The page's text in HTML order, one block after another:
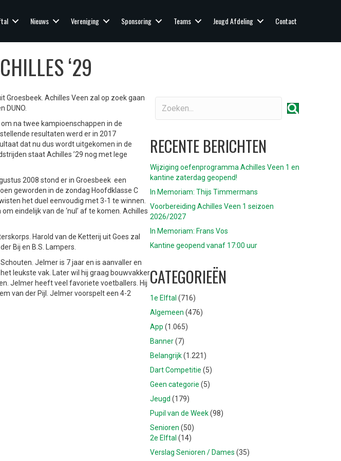
Nieuws Vereniging Sponsoring Teams Jeugd Afdeling Contact
‘29
Groesbeek. Achilles Veen zal op zoek gaan
DUNO.
na twee kampioenschappen in de
resultaten werd er in 2017
dat nu dus wordt uitgekomen in de
staat Achilles ’29 nog met lege
2008 stond er in Groesbeek een
geworden in de zondag Hoofdklasse C
het duel eenvoudig met 3-1 te winnen.
eindelijk van de ‘nul’ af te komen. Achilles
Harold van de Ketterij uit Goes zal
Bij en B.S. Lampers.
Jelmer is 7 jaar en is aanvaller en
leukste vak. Later wil hij graag bouwvakker
Jelmer heeft veel favoriete voetballers. Hij
van der Pijl. Jelmer voorspelt een 4-2
RECENTE BERICHTEN
Wijziging oefenprogramma Achilles Veen 1 en
kantine zaterdag geopend!
In Memoriam: Thijs Timmermans
Voorbereiding Achilles Veen 1 seizoen
2026/2027
In Memoriam: Frans Vos
Kantine geopend vanaf 17:00 uur
CATEGORIEËN
1e Elftal (716)
Algemeen (476)
App (1.065)
Banner(7)
Belangrijk(1.221)
Dart Competitie (5)
Geen categorie (5)
Jeugd (179)
Pupil van de Week(98)
Senioren (50)
2e Elftal (14)
Verslag Senioren / Dames (35)